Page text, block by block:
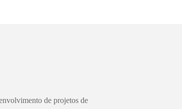
de projetos de